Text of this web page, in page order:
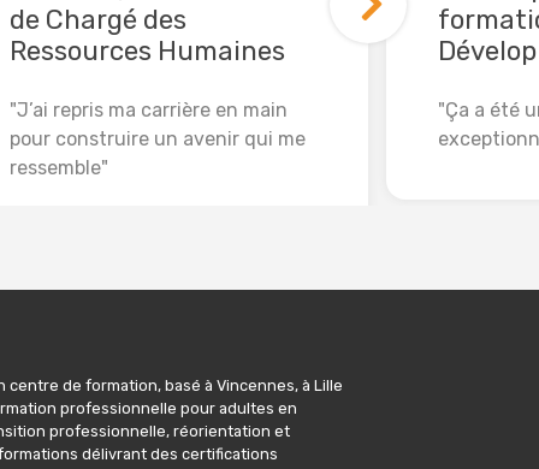
de Chargé des
Ressources Humaines
"J’ai repris ma carrière en main
pour construire un avenir qui me
ressemble"
"Ça a été
de formation, basé à Vincennes, à Lille
professionnelle pour adultes en
professionnelle, réorientation et
délivrant des certifications